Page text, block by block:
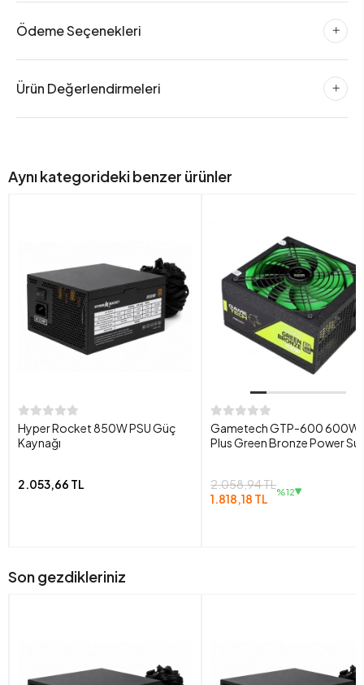
Ödeme Seçenekleri
Ürün Değerlendirmeleri
Aynı kategorideki benzer ürünler
Hyper Rocket 850W PSU Güç
Kaynağı
2.053,66 TL
Gametech GTP-600 600W
Plus Green Bronze Power
2.058,94 TL
1.818,18 TL
%12
Son gezdikleriniz